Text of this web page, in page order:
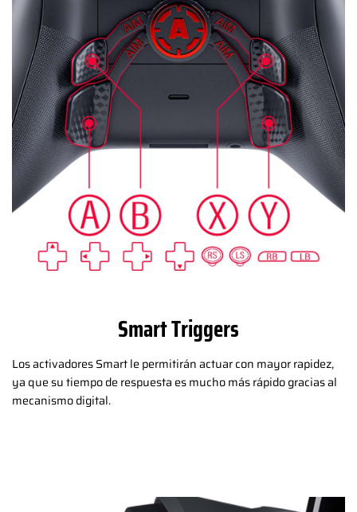
Smart Triggers
Los activadores Smart le permitirán actuar con mayor rapidez,
ya que su tiempo de respuesta es mucho más rápido gracias al
mecanismo digital.